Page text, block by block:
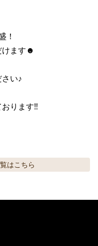
！
けます☻
い♪
ります‼
はこちら